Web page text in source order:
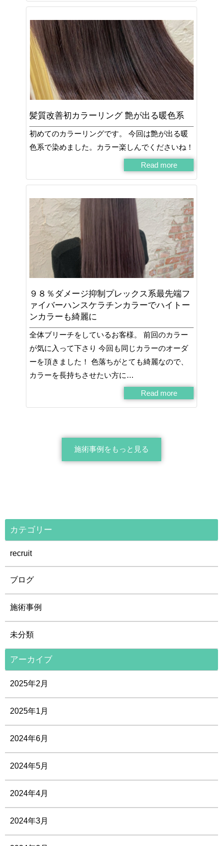
髪質改善初カラーリング 艶が出る暖色系
初めてのカラーリングです。 今回は艶が出る暖
色系で染めました。カラー楽しんでくださいね！
Read more
９８％ダメージ抑制プレックス系最先端フ
ァイバーハンスケラチンカラーでハイトー
ンカラーも綺麗に
全体ブリーチをしているお客様。 前回のカラー
が気に入って下さり 今回も同じカラーのオーダ
ーを頂きました！ 色落ちがとても綺麗なので、
カラーを長持ちさせたい方に…
Read more
施術事例をもっと見る
カテゴリー
recruit
ブログ
施術事例
未分類
アーカイブ
2025年2月
2025年1月
2024年6月
2024年5月
2024年4月
2024年3月